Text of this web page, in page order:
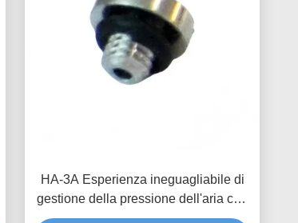
HA-3A Esperienza ineguagliabile di
gestione della pressione dell'aria con
prodotti personalizzati Valvole